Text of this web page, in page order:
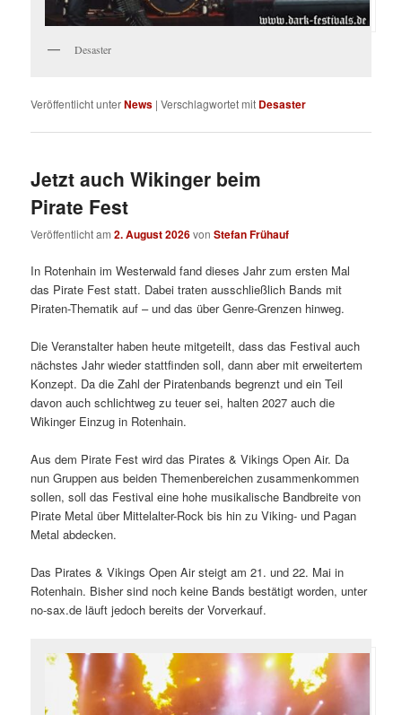
Desaster
Veröffentlicht unterNews |Verschlagwortet mit Desaster
Jetzt auch Wikinger beim
Pirate Fest
Veröffentlicht am2. August 2026vonStefan Frühauf
In Rotenhain im Westerwald fand dieses Jahr zum ersten Mal
das Pirate Fest statt. Dabei traten ausschließlich Bands mit
Piraten-Thematik auf – und das über Genre-Grenzen hinweg.
Die Veranstalter haben heute mitgeteilt, dass das Festival auch
nächstes Jahr wieder stattfinden soll, dann aber mit erweitertem
Konzept. Da die Zahl der Piratenbands begrenzt und ein Teil
davon auch schlichtweg zu teuer sei, halten 2027 auch die
Wikinger Einzug in Rotenhain.
Aus dem Pirate Fest wird das Pirates & Vikings Open Air. Da
nun Gruppen aus beiden Themenbereichen zusammenkommen
sollen, soll das Festival eine hohe musikalische Bandbreite von
Pirate Metal über Mittelalter-Rock bis hin zu Viking- und Pagan
Metal abdecken.
Das Pirates & Vikings Open Air steigt am 21. und 22. Mai in
Rotenhain. Bisher sind noch keine Bands bestätigt worden, unter
no-sax.de läuft jedoch bereits der Vorverkauf.